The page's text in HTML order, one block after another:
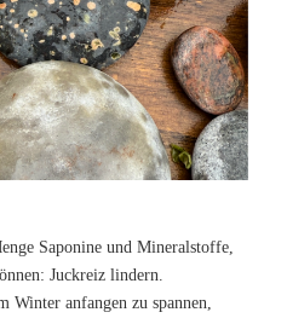
Saponine und Mineralstoffe,
Juckreiz lindern.
Winter anfangen zu spannen,